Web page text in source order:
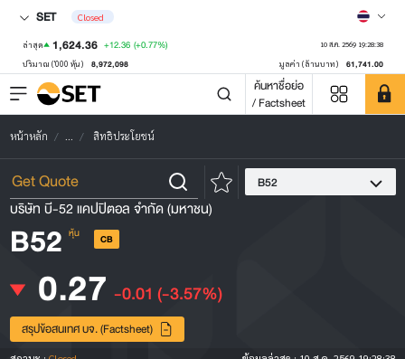
SET Closed
ล่าสุด 1,624.36 +12.36 (+0.77%) 10 ส.ค. 2569 19:28:38
ปริมาณ ('000 หุ้น) 8,972,098 มูลค่า (ล้านบาท) 61,741.00
ค้นหาชื่อย่อ
/ Factsheet
หน้าหลัก ... สิทธิประโยชน์
B52
บริษัท บี-52 แคปปิตอล จำกัด (มหาชน)
B52 หุ้น CB
0.27 -0.01 (-3.57%)
สรุปข้อสนเทศ บจ. (Factsheet)